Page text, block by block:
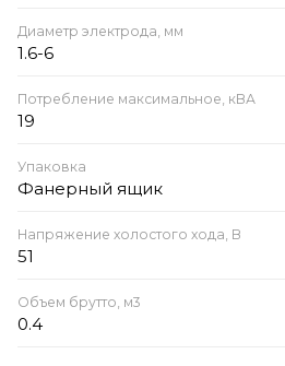
Диаметр электрода, мм
1.6-6
Потребление максимальное, кВА
19
Упаковка
Фанерный ящик
Напряжение холостого хода, В
51
Объем брутто, м3
0.4